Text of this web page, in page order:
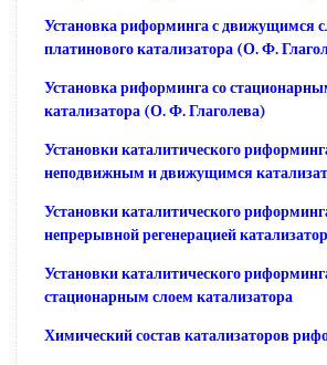
Установка риформинга с движущимся
платинового катализатора (О. Ф.
Установка риформинга со
катализатора (О. Ф. Глаголева)
Установки каталитического
неподвижным и движущимся
Установки каталитического
непрерывной регенерацией
Установки каталитического
стационарным слоем катализатора
Химический состав катализаторов